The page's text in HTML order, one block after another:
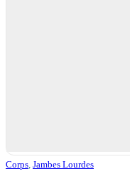
Corps Jambes Lourdes